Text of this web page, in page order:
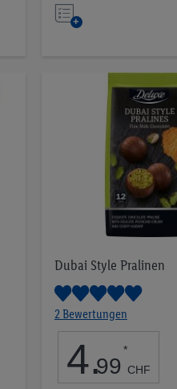
Auf
Dubai Style Pralinen
2 Bewertungen
4.99
*
CHF